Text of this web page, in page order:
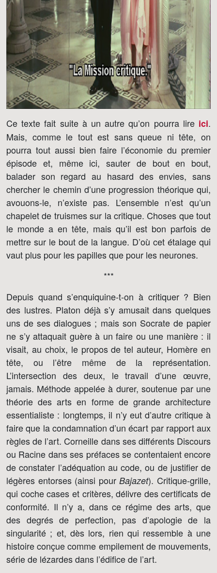
Ce texte fait suite à un autre qu’on pourra lire ici.
Mais, comme le tout est sans queue ni tête, on
pourra tout aussi bien faire l’économie du premier
épisode et, même ici, sauter de bout en bout,
balader son regard au hasard des envies, sans
chercher le chemin d’une progression théorique qui,
avouons-le, n’existe pas. L’ensemble n’est qu’un
chapelet de truismes sur la critique. Choses que tout
le monde a en tête, mais qu’il est bon parfois de
mettre sur le bout de la langue. D’où cet étalage qui
vaut plus pour les papilles que pour les neurones.
***
Depuis quand s’enquiquine-t-on à critiquer ? Bien
des lustres. Platon déjà s’y amusait dans quelques
uns de ses dialogues ; mais son Socrate de papier
ne s’y attaquait guère à un faire ou une manière : il
visait, au choix, le propos de tel auteur, Homère en
tête, ou l’être même de la représentation.
L’intersection des deux, le travail d’une œuvre,
jamais. Méthode appelée à durer, soutenue par une
théorie des arts en forme de grande architecture
essentialiste : longtemps, il n’y eut d’autre critique à
faire que la condamnation d’un écart par rapport aux
règles de l’art. Corneille dans ses différents Discours
ou Racine dans ses préfaces se contentaient encore
de constater l’adéquation au code, ou de justifier de
légères entorses (ainsi pourBajazet). Critique-grille,
qui coche cases et critères, délivre des certificats de
conformité. Il n’y a, dans ce régime des arts, que
des degrés de perfection, pas d’apologie de la
singularité ; et, dès lors, rien qui ressemble à une
histoire conçue comme empilement de mouvements,
série de lézardes dans l’édifice de l’art.